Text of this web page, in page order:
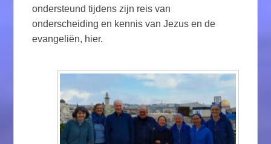
ondersteund tijdens zijn reis van
onderscheiding en kennis van Jezus en de
evangeliën, hier.